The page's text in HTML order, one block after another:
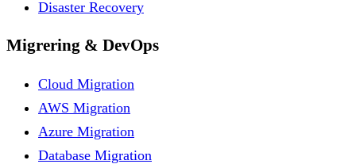
Disaster Recovery
Migrering & DevOps
Cloud Migration
AWS Migration
Azure Migration
Database Migration